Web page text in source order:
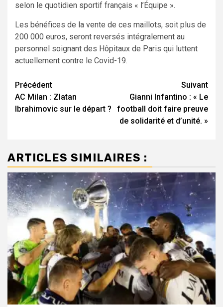
selon le quotidien sportif français « l’Équipe ».
Les bénéfices de la vente de ces maillots, soit plus de
200 000 euros, seront reversés intégralement au
personnel soignant des Hôpitaux de Paris qui luttent
actuellement contre le Covid-19.
Navigation
d’article
Précédent
AC Milan : Zlatan
Ibrahimovic sur le départ ?
Suivant
Gianni Infantino : « Le
football doit faire preuve
de solidarité et d’unité. »
ARTICLES SIMILAIRES :